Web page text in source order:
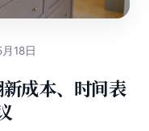
18日
成本、时间表